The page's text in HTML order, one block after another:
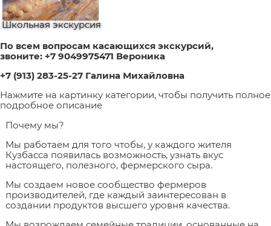
Школьная экскурсия
По всем вопросам касающихся экскурсий,
звоните: +7 9049975471 Вероника
+7 (913) 283-25-27 Галина Михайловна
Нажмите на картинку категории, чтобы получить полное
подробное описание
Почему мы?
Мы работаем для того чтобы, у каждого жителя
Кузбасса появилась возможность, узнать вкус
настоящего, полезного, фермерского сыра.
Мы создаем новое сообщество фермеров
производителей, где каждый заинтересован в
создании продуктов высшего уровня качества.